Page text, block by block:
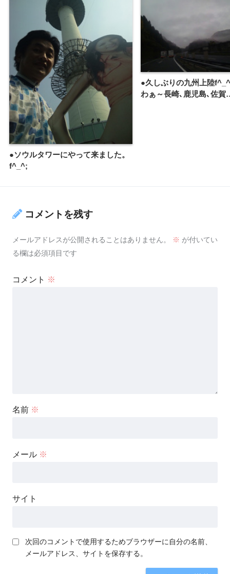
●ソウルタワーにやって来ました。
f^_^;
●久しぶりの九州上陸
わぁ～長崎､鹿児島､佐
コメントを残す
メールアドレスが公開されることはありません。 ※ が付いてい
る欄は必須項目です
コメント ※
名前 ※
メール ※
サイト
次回のコメントで使用するためブラウザーに自分の名前、
メールアドレス、サイトを保存する。